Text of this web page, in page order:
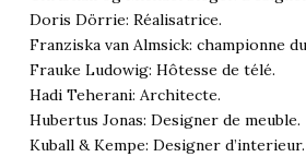
Doris Dörrie: Réalisatrice.
Franziska van Almsick: championne
Frauke Ludowig: Hôtesse de télé.
Hadi Teherani: Architecte.
Hubertus Jonas: Designer de meuble.
Kuball & Kempe: Designer d’interieur.